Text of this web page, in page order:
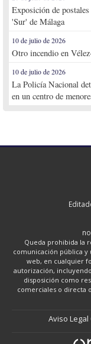
Exposición de
'Sur' de Málaga
10 de julio de 2026
Otro incendio en
10 de julio de 2026
La Policía Nacional
en un centro de
Queda prohibida la
comunicación pública y
web, en cualquier
autorización,
disposición como
comerciales o directa
Aviso Legal